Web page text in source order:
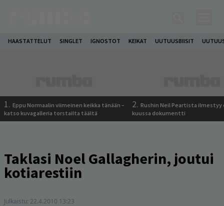
HAASTATTELUT SINGLET IGNOSTOT KEIKAT UUTUUSBIISIT
1. Eppu Normaalin viimeinen keikka tänään –
katso kuvagalleria torstailta täältä
2. Rushin Neil Peartista ilmestyy
kuussa dokumentti
Taklasi Noel Gallagherin, joutui
kotiarestiin
Julkaistu: 22.4.2010 13:23